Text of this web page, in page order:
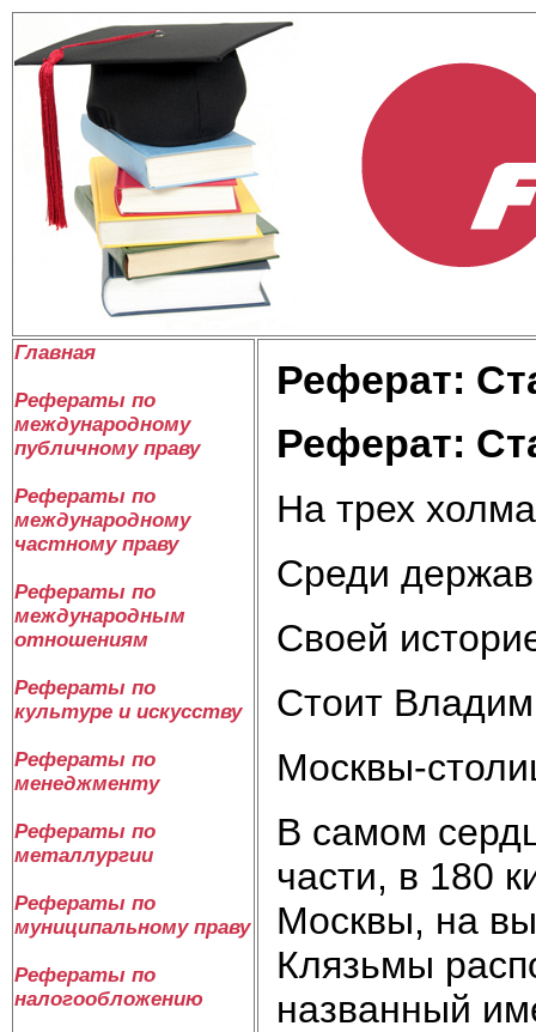
Главная
Рефераты по
международному
публичному праву
Рефераты по
международному
частному праву
Рефераты по
международным
отношениям
Рефераты по
культуре и искусству
Рефераты по
менеджменту
Рефераты по
металлургии
Рефераты по
муниципальному праву
Рефераты по
налогообложению
Реферат:
Реферат:
На трех
Среди
Своей
Стоит
Москвы-
В самом
части, в 180
Москвы, на
Клязьмы
названный